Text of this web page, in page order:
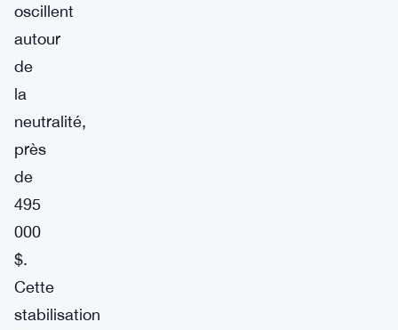
oscillent
autour
de
la
neutralité,
près
de
495
000
$.
Cette
stabilisation